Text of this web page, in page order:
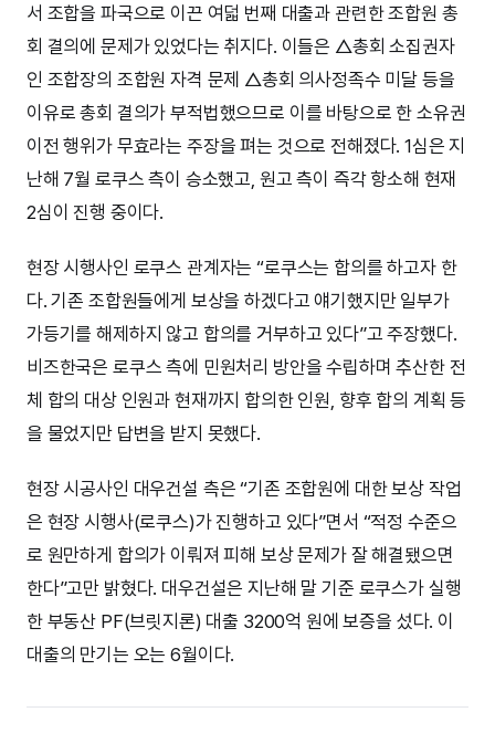
서 조합을 파국으로 이끈 여덟 번째 대출과 관련한 조합원 총
회 결의에 문제가 있었다는 취지다. 이들은 △총회 소집권자
인 조합장의 조합원 자격 문제 △총회 의사정족수 미달 등을
이유로 총회 결의가 부적법했으므로 이를 바탕으로 한 소유권
이전 행위가 무효라는 주장을 펴는 것으로 전해졌다. 1심은 지
난해 7월 로쿠스 측이 승소했고, 원고 측이 즉각 항소해 현재
2심이 진행 중이다.
현장 시행사인 로쿠스 관계자는 “로쿠스는 합의를 하고자 한
다. 기존 조합원들에게 보상을 하겠다고 얘기했지만 일부가
가등기를 해제하지 않고 합의를 거부하고 있다”고 주장했다.
비즈한국은 로쿠스 측에 민원처리 방안을 수립하며 추산한 전
체 합의 대상 인원과 현재까지 합의한 인원, 향후 합의 계획 등
을 물었지만 답변을 받지 못했다.
현장 시공사인 대우건설 측은 “기존 조합원에 대한 보상 작업
은 현장 시행사(로쿠스)가 진행하고 있다”면서 “적정 수준으
로 원만하게 합의가 이뤄져 피해 보상 문제가 잘 해결됐으면
한다”고만 밝혔다. 대우건설은 지난해 말 기준 로쿠스가 실행
한 부동산 PF(브릿지론) 대출 3200억 원에 보증을 섰다. 이
대출의 만기는 오는 6월이다.